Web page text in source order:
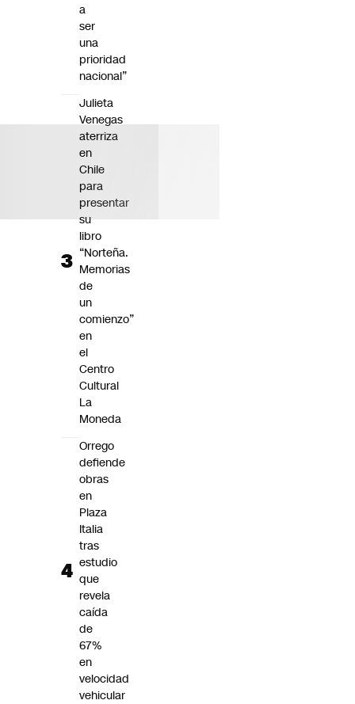
a
ser
una
prioridad
nacional”
Julieta
Venegas
aterriza
en
Chile
para
presentar
su
libro
“Norteña.
Memorias
de
un
comienzo”
en
el
Centro
Cultural
La
Moneda
Orrego
defiende
obras
en
Plaza
Italia
tras
estudio
que
revela
caída
de
67%
en
velocidad
vehicular